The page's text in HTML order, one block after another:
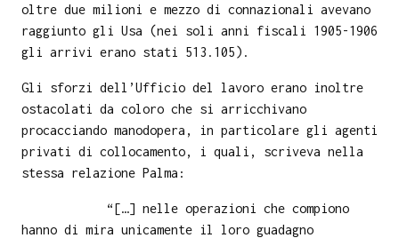
oltre due milioni e mezzo di connazionali avevano
raggiunto gli Usa (nei soli anni fiscali 1905-1906
gli arrivi erano stati 513.105).
Gli sforzi dell’Ufficio del lavoro erano inoltre
ostacolati da coloro che si arricchivano
procacciando manodopera, in particolare gli agenti
privati di collocamento, i quali, scriveva nella
stessa relazione Palma:
“[…] nelle operazioni che compiono
hanno di mira unicamente il loro guadagno